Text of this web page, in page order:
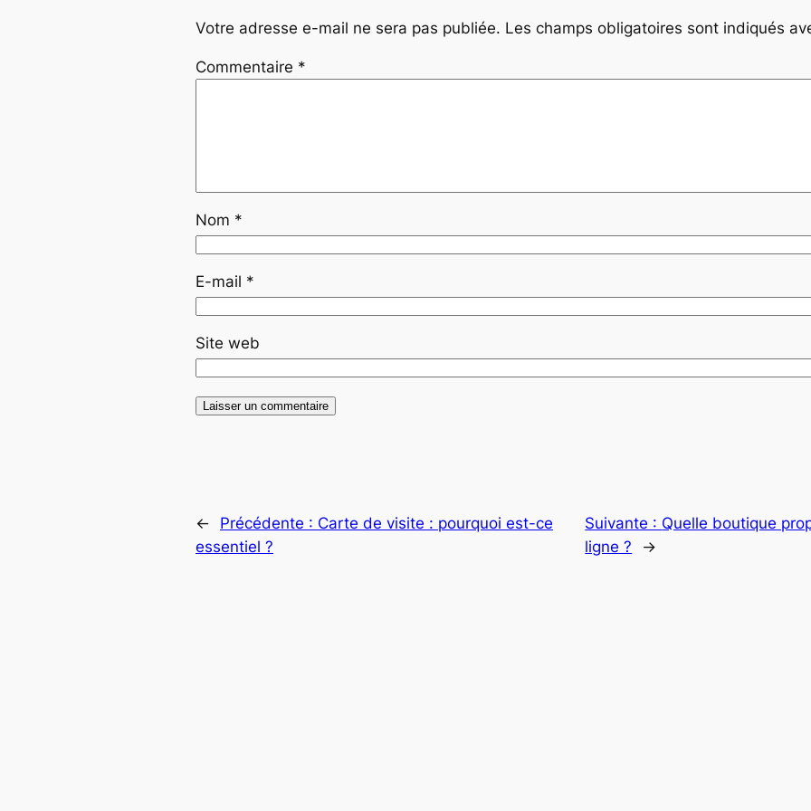
Votre adresse e-mail ne sera pas publiée. Les champs obligatoires sont indiqués
Commentaire *
Nom *
E-mail *
Site web
← Précédente : Carte de visite : pourquoi est-ce
essentiel ?
Suivante : Quelle boutique
ligne ?
→